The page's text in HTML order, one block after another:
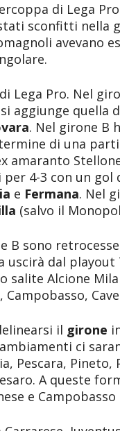
di Lega
sconfitti nella
avevano
Lega Pro. Nel
si aggiunge quella
. Nel girone B
termine di una
amaranto
4-3 con un gol
e Fermana. Nel
(salvo il
B sono retrocesse
dal playout
salite Alcione
Campobasso,
il girone
ci
Pescara,
A queste
e Campobasso